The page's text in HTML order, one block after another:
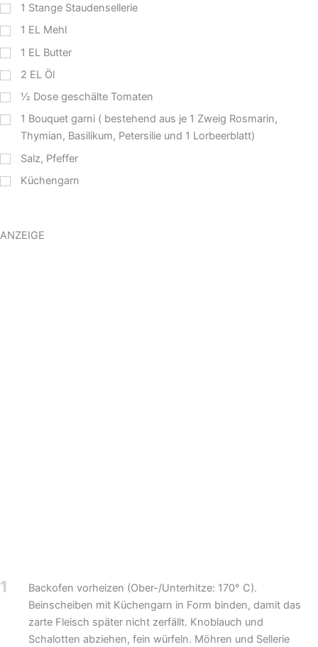
1 Stange Staudensellerie
1 EL Mehl
1 EL Butter
2 EL Öl
½ Dose geschälte Tomaten
1 Bouquet garni ( bestehend aus je 1 Zweig Rosmarin,
Thymian, Basilikum, Petersilie und 1 Lorbeerblatt)
Salz, Pfeffer
Küchengarn
ANZEIGE
1
Backofen vorheizen (Ober-/Unterhitze: 170° C).
Beinscheiben mit Küchengarn in Form binden, damit das
zarte Fleisch später nicht zerfällt. Knoblauch und
Schalotten abziehen, fein würfeln. Möhren und Sellerie